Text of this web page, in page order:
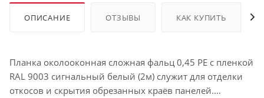
ОПИСАНИЕ ОТЗЫВЫ КАК КУПИТЬ
Планка околооконная сложная фальц 0,45 PE с пленкой
RAL 9003 сигнальный белый (2м) служит для отделки
откосов и скрытия обрезанных краёв панелей.